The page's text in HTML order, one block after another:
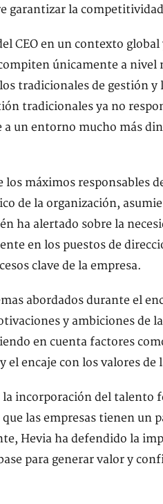
garantizar la
CEO en un contexto
únicamente a nivel
tradicionales de gestión y
tradicionales ya no
a un entorno mucho más
máximos responsables
de la organización,
ha alertado sobre la
en los puestos de
clave de la empresa.
abordados durante el
y ambiciones de
en cuenta factores
encaje con los valores de
incorporación del talento
las empresas tienen un
Hevia ha defendido la
para generar valor y